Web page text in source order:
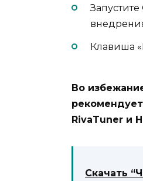
Клавиша
Во
RivaTuner и
Скачать